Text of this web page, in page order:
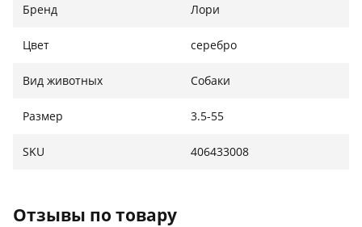
перестает перетягивать горло.
РУ 1- 3,5/55
РУ 1- 3,5/70
РУ 1-4,0/55
Бренд Лори
Цвет серебро
Вид животных Собаки
Размер 3.5-55
SKU 406433008
Отзывы по товару